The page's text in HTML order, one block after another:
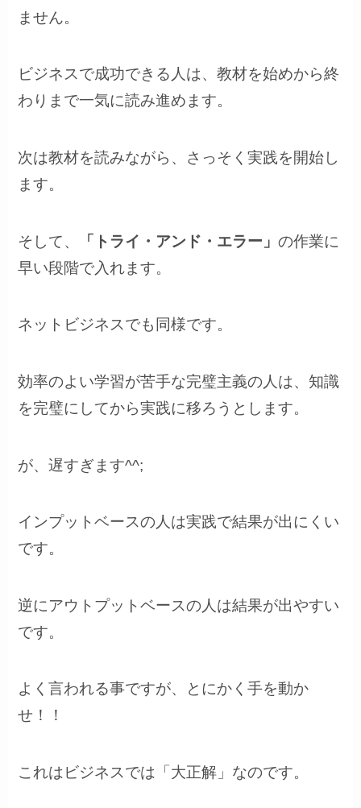
ません。
ビジネスで成功できる人は、教材を始めから終
わりまで一気に読み進めます。
次は教材を読みながら、さっそく実践を開始し
ます。
そして、 「トライ・アンド・エラー」の作業に
早い段階で入れます。
ネットビジネスでも同様です。
効率のよい学習が苦手な完璧主義の人は、知識
を完璧にしてから実践に移ろうとします。
が、遅すぎます^^;
インプットベースの人は実践で結果が出にくい
です。
逆にアウトプットベースの人は結果が出やすい
です。
よく言われる事ですが、とにかく手を動か
せ！！
これはビジネスでは「大正解」なのです。